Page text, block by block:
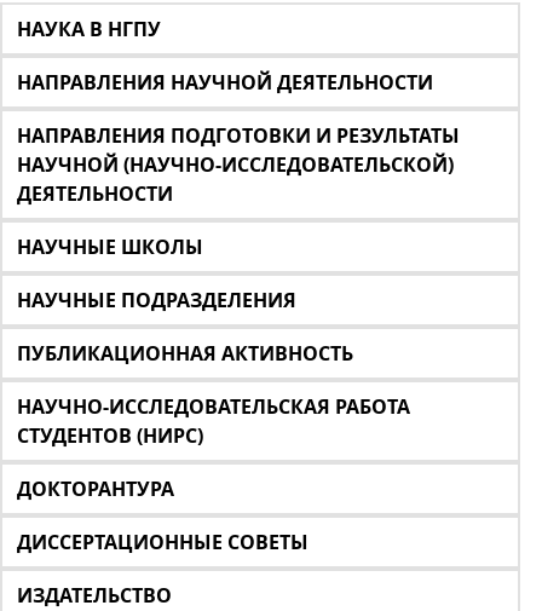
НАУКА В НГПУ
НАПРАВЛЕНИЯ НАУЧНОЙ ДЕЯТЕЛЬНОСТИ
НАПРАВЛЕНИЯ ПОДГОТОВКИ И РЕЗУЛЬТАТЫ
НАУЧНОЙ (НАУЧНО-ИССЛЕДОВАТЕЛЬСКОЙ)
ДЕЯТЕЛЬНОСТИ
НАУЧНЫЕ ШКОЛЫ
НАУЧНЫЕ ПОДРАЗДЕЛЕНИЯ
ПУБЛИКАЦИОННАЯ АКТИВНОСТЬ
НАУЧНО-ИССЛЕДОВАТЕЛЬСКАЯ РАБОТА
СТУДЕНТОВ (НИРС)
ДОКТОРАНТУРА
ДИССЕРТАЦИОННЫЕ СОВЕТЫ
ИЗДАТЕЛЬСТВО